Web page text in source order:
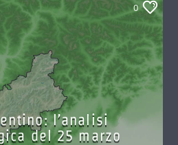
0
l’analisi
del 25 marzo